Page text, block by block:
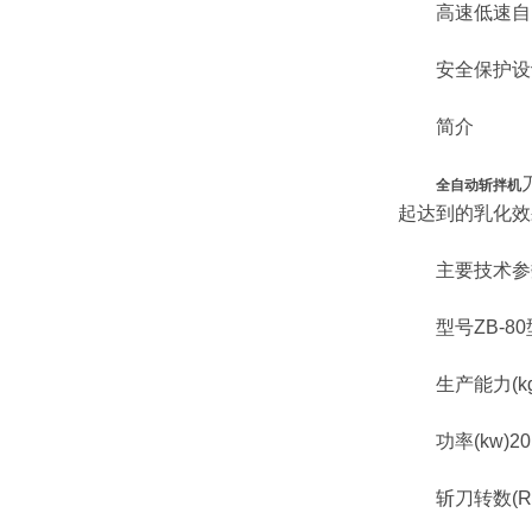
高速低速自
安全保护设
简介
全自动斩拌机
起达到的乳化
主要技术参
型号ZB-80
生产能力
功率(kw)20
斩刀转数(R/